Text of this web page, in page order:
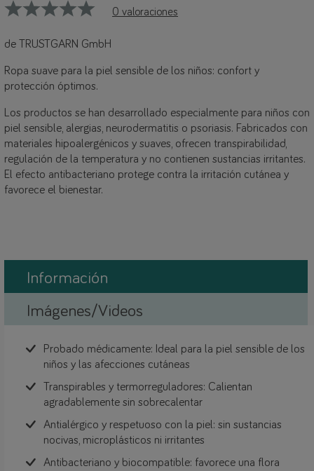
0 valoraciones
de TRUSTGARN GmbH
Ropa suave para la piel sensible de los niños: confort y
protección óptimos.
Los productos se han desarrollado especialmente para niños con
piel sensible, alergias, neurodermatitis o psoriasis. Fabricados con
materiales hipoalergénicos y suaves, ofrecen transpirabilidad,
regulación de la temperatura y no contienen sustancias irritantes.
El efecto antibacteriano protege contra la irritación cutánea y
favorece el bienestar.
Información
Imágenes/Videos
Probado médicamente: Ideal para la piel sensible de los
niños y las afecciones cutáneas
Transpirables y termorreguladores: Calientan
agradablemente sin sobrecalentar
Antialérgico y respetuoso con la piel: sin sustancias
nocivas, microplásticos ni irritantes
Antibacteriano y biocompatible: favorece una flora